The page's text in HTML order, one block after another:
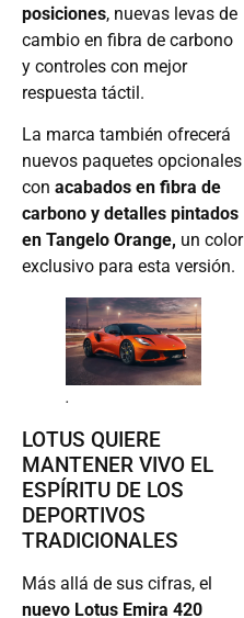
posiciones, nuevas levas de
cambio en fibra de carbono
y controles con mejor
respuesta táctil.
La marca también ofrecerá
nuevos paquetes opcionales
con acabados en fibra de
carbono y detalles pintados
en Tangelo Orange, un color
exclusivo para esta versión.
.
LOTUS QUIERE
MANTENER VIVO EL
ESPÍRITU DE LOS
DEPORTIVOS
TRADICIONALES
Más allá de sus cifras, el
nuevo Lotus Emira 420